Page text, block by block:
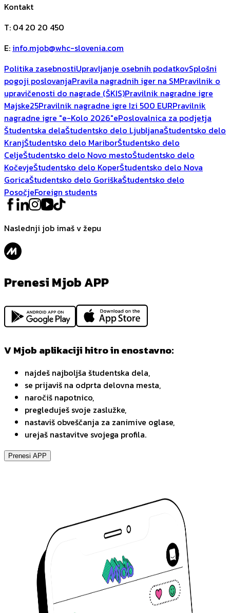
Kontakt
T: 04 20 20 450
E: info.mjob@whc-slovenia.com
Politika zasebnostiUpravljanje osebnih podatkovSplošni
pogoji poslovanjaPravila nagradnih iger na SMPravilnik o
upravičenosti do nagrade (ŠKIS)Pravilnik nagradne igre
Majske25Pravilnik nagradne igre Izi 500 EURPravilnik
nagradne igre "e-Kolo 2026"ePoslovalnica za podjetja
Študentska delaŠtudentsko delo LjubljanaŠtudentsko delo
KranjŠtudentsko delo MariborŠtudentsko delo
CeljeŠtudentsko delo Novo mestoŠtudentsko delo
KočevjeŠtudentsko delo KoperŠtudentsko delo Nova
GoricaŠtudentsko delo GoriškaŠtudentsko delo
PosočjeForeign students
Naslednji job imaš v žepu
Prenesi Mjob APP
V Mjob aplikaciji hitro in enostavno:
najdeš najboljša študentska dela,
se prijaviš na odprta delovna mesta,
naročiš napotnico,
pregleduješ svoje zaslužke,
nastaviš obveščanja za zanimive oglase,
urejaš nastavitve svojega profila.
Prenesi APP